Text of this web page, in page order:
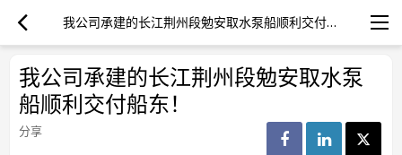
我公司承建的长江荆州段勉安取水泵船顺利交付船东！
我公司承建的长江荆州段勉安取水泵
船顺利交付船东！
分享